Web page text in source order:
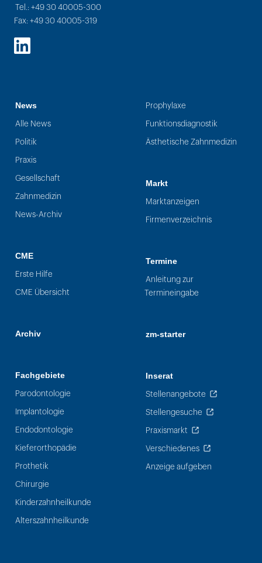
Tel.: +49 30 40005-300
Fax: +49 30 40005-319
LinkedIn
News
Alle News
Politik
Praxis
Gesellschaft
Zahnmedizin
News-Archiv
CME
Erste Hilfe
CME Übersicht
Archiv
Fachgebiete
Parodontologie
Implantologie
Endodontologie
Kieferorthopädie
Prothetik
Chirurgie
Kinderzahnheilkunde
Alterszahnheilkunde
Prophylaxe
Funktionsdiagnostik
Ästhetische Zahnmedizin
Markt
Marktanzeigen
Firmenverzeichnis
Termine
Anleitung zur
Termineingabe
zm-starter
Inserat
Stellenangebote
Stellengesuche
Praxismarkt
Verschiedenes
Anzeige aufgeben